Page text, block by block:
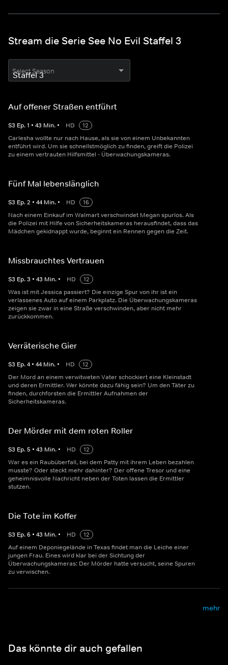
Stream die Serie See No Evil Staffel 3
Select Season
Auf offener Straßen entführt
S3 Ep.1 • 43 Min. • HD
12
Carlesha wollte nur nach Hause, als sie von einem Unbekannten
entführt wird. Um sie schnellstmöglich zu finden, greift die Polizei
zu einem vertrauten Hilfsmittel - Überwachungskameras.
Fünf Mal lebenslänglich
S3 Ep.2 • 44 Min. • HD
16
Nach einem Einkauf im Walmart verschwindet Megan spurlos. Als
die Polizei mit Hilfe von Sicherheitskameras herausfindet, dass das
Mädchen gekidnappt wurde, beginnt ein Rennen gegen die Zeit.
Missbrauchtes Vertrauen
S3 Ep.3 • 43 Min. • HD
12
Was ist mit Jessica passiert? Die einzige Spur von ihr ist ein
verlassenes Auto auf einem Parkplatz. Die Überwachungskameras
zeigen sie zwar in eine Straße verschwinden, aber nicht mehr
zurückkommen.
Verräterische Gier
S3 Ep.4 • 44 Min. • HD
12
Der Mord an einem verwitweten Vater schockiert eine Kleinstadt
und deren Ermittler. Wer könnte dazu fähig sein? Um den Täter zu
finden, durchforsten die Ermittler Aufnahmen der
Sicherheitskameras.
Der Mörder mit dem roten Roller
S3 Ep.5 • 43 Min. • HD
12
War es ein Raubüberfall, bei dem Patty mit ihrem Leben bezahlen
musste? Oder steckt mehr dahinter? Der offene Tresor und eine
geheimnisvolle Nachricht neben der Toten lassen die Ermittler
stutzen.
Die Tote im Koffer
S3 Ep.6 • 43 Min. • HD
12
Auf einem Deponiegelände in Texas findet man die Leiche einer
jungen Frau. Eines wird klar bei der Sichtung der
Überwachungskameras: Der Mörder hatte versucht, seine Spuren
zu verwischen.
mehr
Das könnte dir auch gefallen